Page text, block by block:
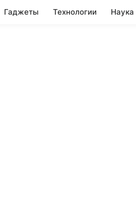
Гаджеты Технологии Наука